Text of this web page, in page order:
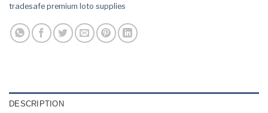
tradesafe premium loto supplies
DESCRIPTION